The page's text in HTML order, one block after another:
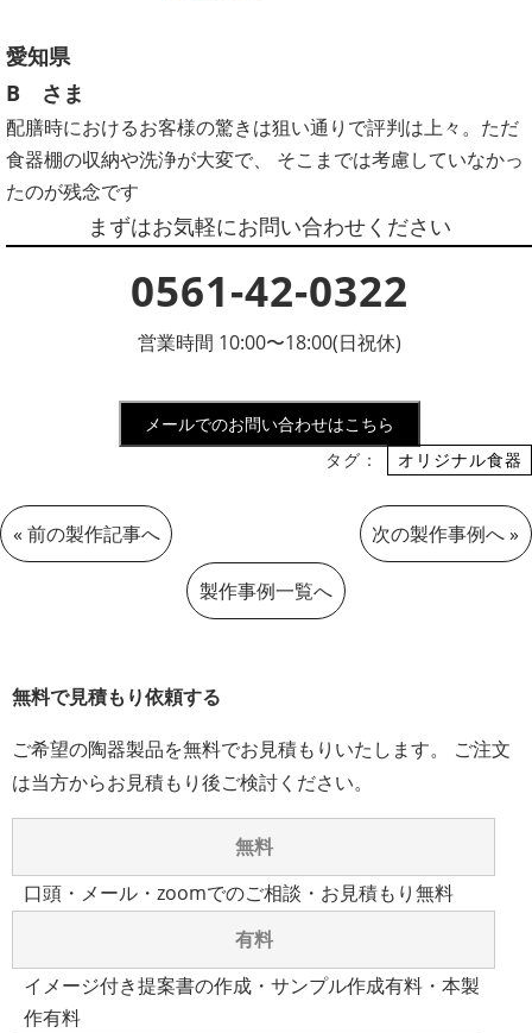
愛知県
B さま
配膳時におけるお客様の驚きは狙い通りで評判は上々。ただ
食器棚の収納や洗浄が大変で、 そこまでは考慮していなかっ
たのが残念です
まずはお気軽にお問い合わせください
0561-42-0322
営業時間 10:00〜18:00(日祝休)
メールでのお問い合わせはこちら
タグ： オリジナル食器
« 前の製作記事へ 次の製作事例へ»
製作事例一覧へ
無料で見積もり依頼する
ご希望の陶器製品を無料でお見積もりいたします。 ご注文
は当方からお見積もり後ご検討ください。
無料
口頭・メール・zoomでのご相談・お見積もり無料
有料
イメージ付き提案書の作成・サンプル作成有料・本製
作有料